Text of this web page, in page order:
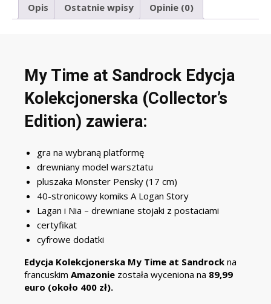
Opis Ostatnie wpisy Opinie (0)
My Time at Sandrock Edycja
Kolekcjonerska (Collector’s
Edition) zawiera:
gra na wybraną platformę
drewniany model warsztatu
pluszaka Monster Pensky (17 cm)
40-stronicowy komiks A Logan Story
Lagan i Nia – drewniane stojaki z postaciami
certyfikat
cyfrowe dodatki
Edycja Kolekcjonerska My Time at Sandrock na
francuskim Amazonie została wyceniona na 89,99
euro (około 400 zł).